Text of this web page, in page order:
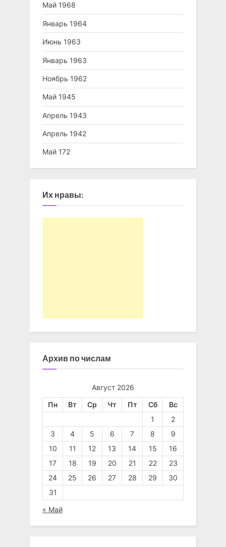
Май 1968
Январь 1964
Июнь 1963
Январь 1963
Ноябрь 1962
Май 1945
Апрель 1943
Апрель 1942
Май 172
Их нравы:
Архив по числам
Август 2026
Пн Вт Ср Чт Пт Сб
Вс
1
2
3
4 5 6 7 8
9
10
11 12 13 14 15
16
17
18 19 20 21 22
23
24
25 26 27 28 29
30
31
« Май